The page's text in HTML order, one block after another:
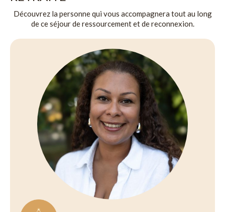
Découvrez la personne qui vous accompagnera tout au long
de ce séjour de ressourcement et de reconnexion.